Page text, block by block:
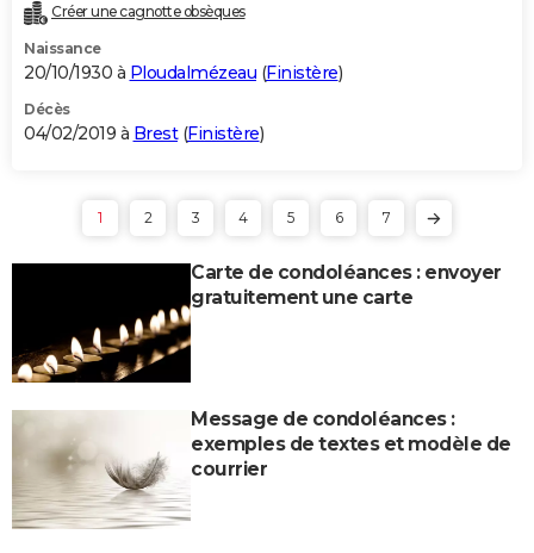
Créer une cagnotte obsèques
Naissance
20/10/1930 à Ploudalmézeau (Finistère)
Décès
04/02/2019 à Brest(Finistère)
1 2 3 4 5 6 7
Carte de condoléances : envoyer
gratuitement une carte
Message de condoléances :
exemples de textes et modèle de
courrier